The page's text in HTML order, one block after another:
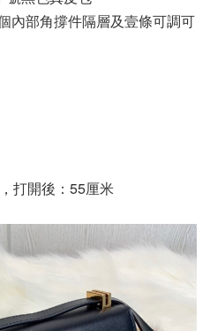
內部角撐件隔層及壹條可調可
打開後：55厘米